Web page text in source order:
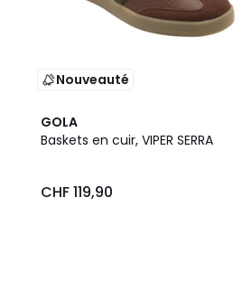
Nouveauté
GOLA
Baskets en cuir, VIPER SERRA
CHF 119,90